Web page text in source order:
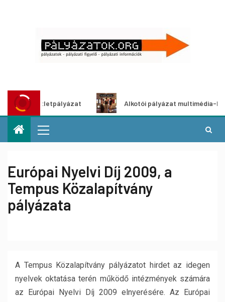
ötletpályázat Alkotói pályázat multimédia-kiállításhoz
Európai Nyelvi Díj 2009, a
Tempus Közalapítvány
pályázata
A Tempus Közalapítvány pályázatot hirdet az idegen
nyelvek oktatása terén működő intézmények számára
az Európai Nyelvi Díj 2009 elnyerésére. Az Európai